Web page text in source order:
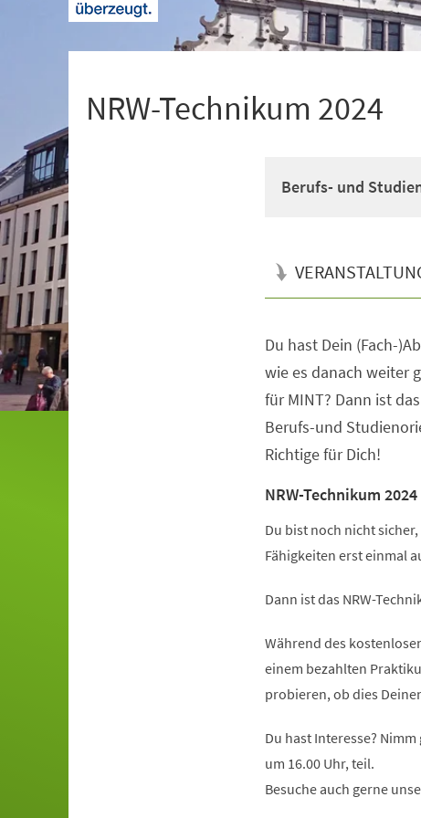
NRW-Technikum 2024
Berufs- und
Du hast Dein (Fach-
wie es danach weiter
für MINT? Dann ist
Berufs-und
Richtige für Dich!
NRW-Technikum 2024
Du bist noch nicht
Fähigkeiten erst einmal
Dann ist das NRW-
Während des
einem bezahlten
probieren, ob dies
Du hast Interesse?
um 16.00 Uhr, teil.
Besuche auch gerne